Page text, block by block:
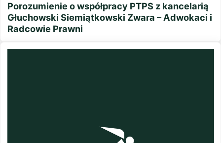
Porozumienie o współpracy PTPS z kancelarią
Głuchowski Siemiątkowski Zwara – Adwokaci i
Radcowie Prawni